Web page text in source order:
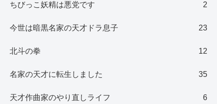
ちびっこ妖精は悪党です 2
今世は暗黒名家の天才ドラ息子 23
北斗の拳 12
名家の天才に転生しました 35
天才作曲家のやり直しライフ 6